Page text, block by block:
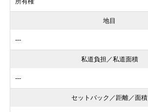
地目
---
私道負担／私道面積
---
セットバック／距離／面積